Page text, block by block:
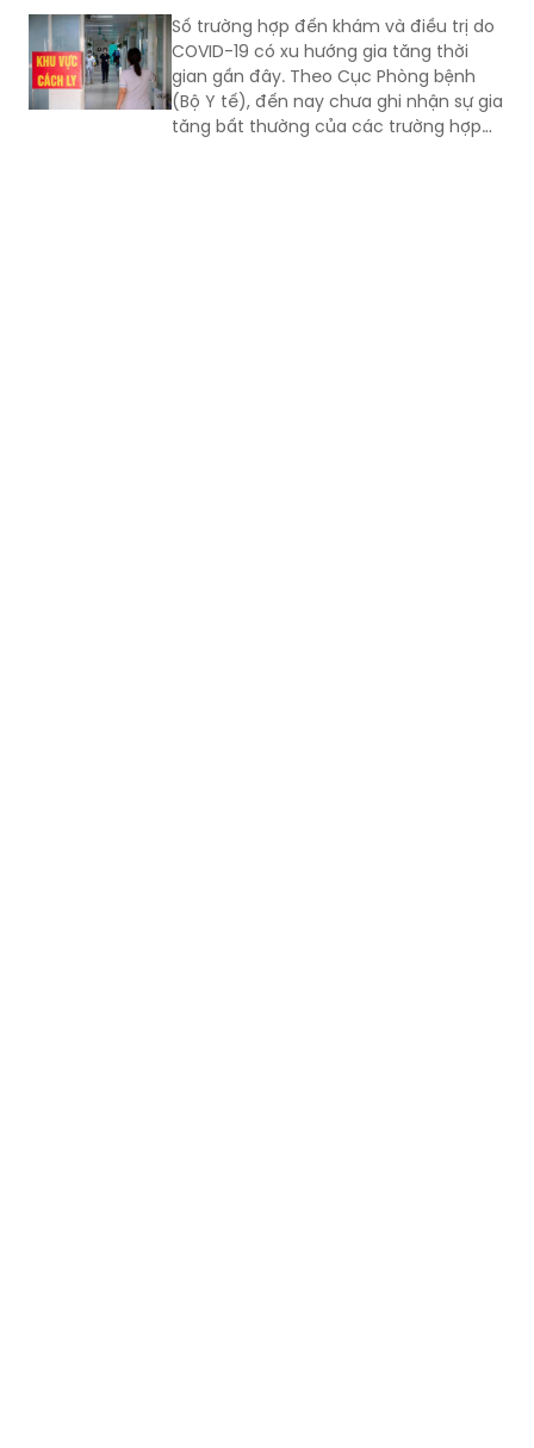
gian gần đây. Theo Cục Phòng bệnh
(Bộ Y tế), đến nay chưa ghi nhận sự gia
tăng bất thường của các trường hợp
nặng hoặc tử vong do COVID-19. Tuy
nhiên, mọi người, đặc biệt 6 nhóm
người có nguy cơ cao vẫn phải chủ